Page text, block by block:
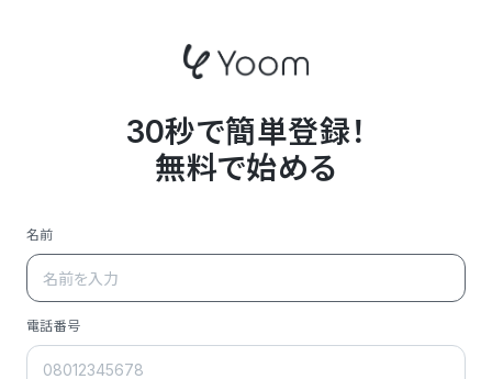
30秒で簡単登録！
無料で始める
名前
電話番号